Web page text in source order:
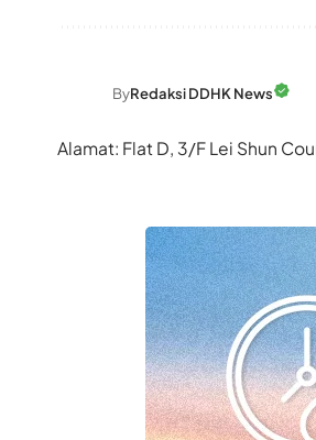
ByRedaksi DDHK News
Alamat: Flat D, 3/F Lei Shun